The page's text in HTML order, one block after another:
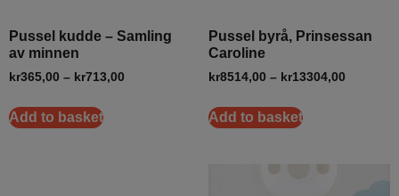
Pussel kudde – Samling
av minnen
kr365,00 – kr713,00
Add to basket
Pussel byrå, Prinsessan
Caroline
kr8514,00 – kr13304,00
Add to basket